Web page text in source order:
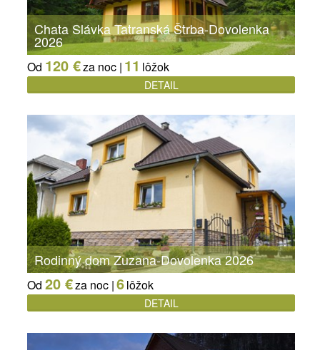
Chata Slávka Tatranská Štrba-Dovolenka
2026
Od 120 €za noc | 11 lôžok
DETAIL
Rodinný dom Zuzana-Dovolenka 2026
Od 20 €za noc |6lôžok
DETAIL